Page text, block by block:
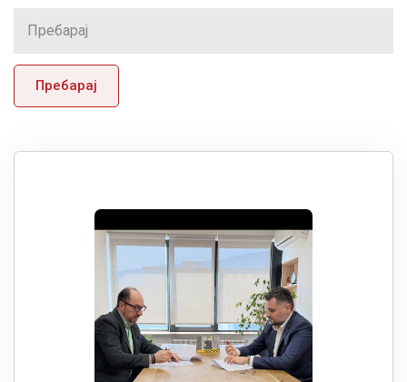
Пребарај